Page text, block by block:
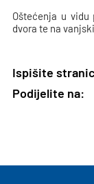
Oštećenja u
dvora te na
Ispišite
Podijelite na: